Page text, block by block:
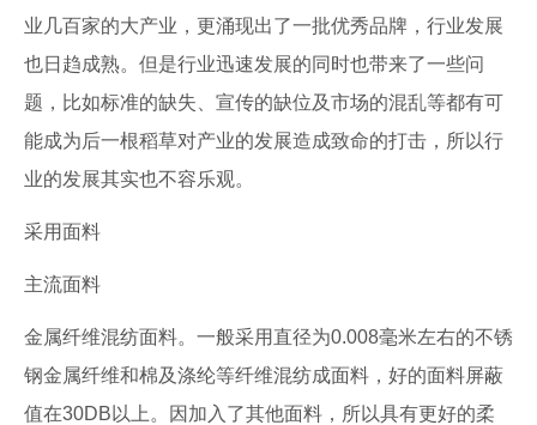
业几百家的大产业，更涌现出了一批优秀品牌，行业发展
也日趋成熟。但是行业迅速发展的同时也带来了一些问
题，比如标准的缺失、宣传的缺位及市场的混乱等都有可
能成为后一根稻草对产业的发展造成致命的打击，所以行
业的发展其实也不容乐观。
采用面料
主流面料
金属纤维混纺面料。一般采用直径为0.008毫米左右的不锈
钢金属纤维和棉及涤纶等纤维混纺成面料，好的面料屏蔽
值在30DB以上。因加入了其他面料，所以具有更好的柔